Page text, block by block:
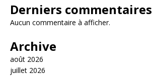
Derniers commentaires
Aucun commentaire à afficher.
Archive
août 2026
juillet 2026